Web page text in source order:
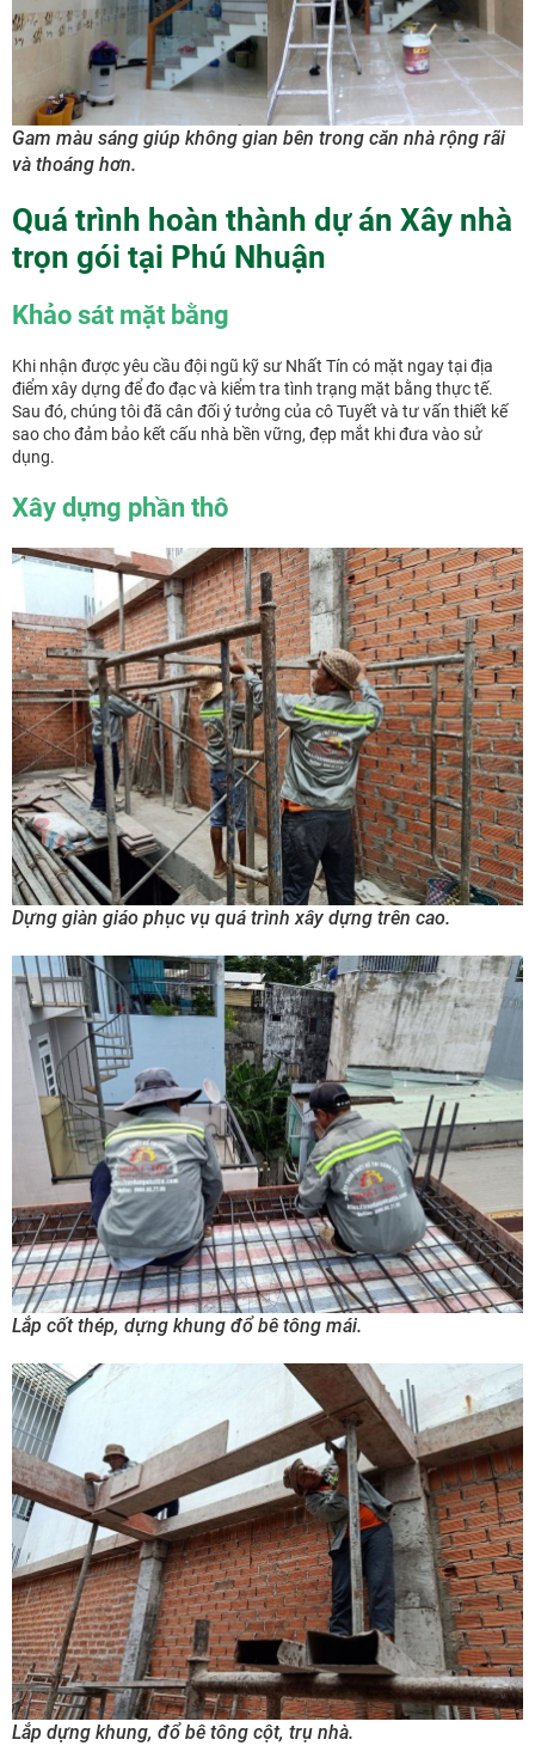
Gam màu sáng giúp không gian bên trong căn nhà rộng rãi
và thoáng hơn.
Quá trình hoàn thành dự án Xây nhà
trọn gói tại Phú Nhuận
Khảo sát mặt bằng
Khi nhận được yêu cầu đội ngũ kỹ sư Nhất Tín có mặt ngay tại địa
điểm xây dựng để đo đạc và kiểm tra tình trạng mặt bằng thực tế.
Sau đó, chúng tôi đã cân đối ý tưởng của cô Tuyết và tư vấn thiết kế
sao cho đảm bảo kết cấu nhà bền vững, đẹp mắt khi đưa vào sử
dụng.
Xây dựng phần thô
Dựng giàn giáo phục vụ quá trình xây dựng trên cao.
Lắp cốt thép, dựng khung đổ bê tông mái.
Lắp dựng khung, đổ bê tông cột, trụ nhà.